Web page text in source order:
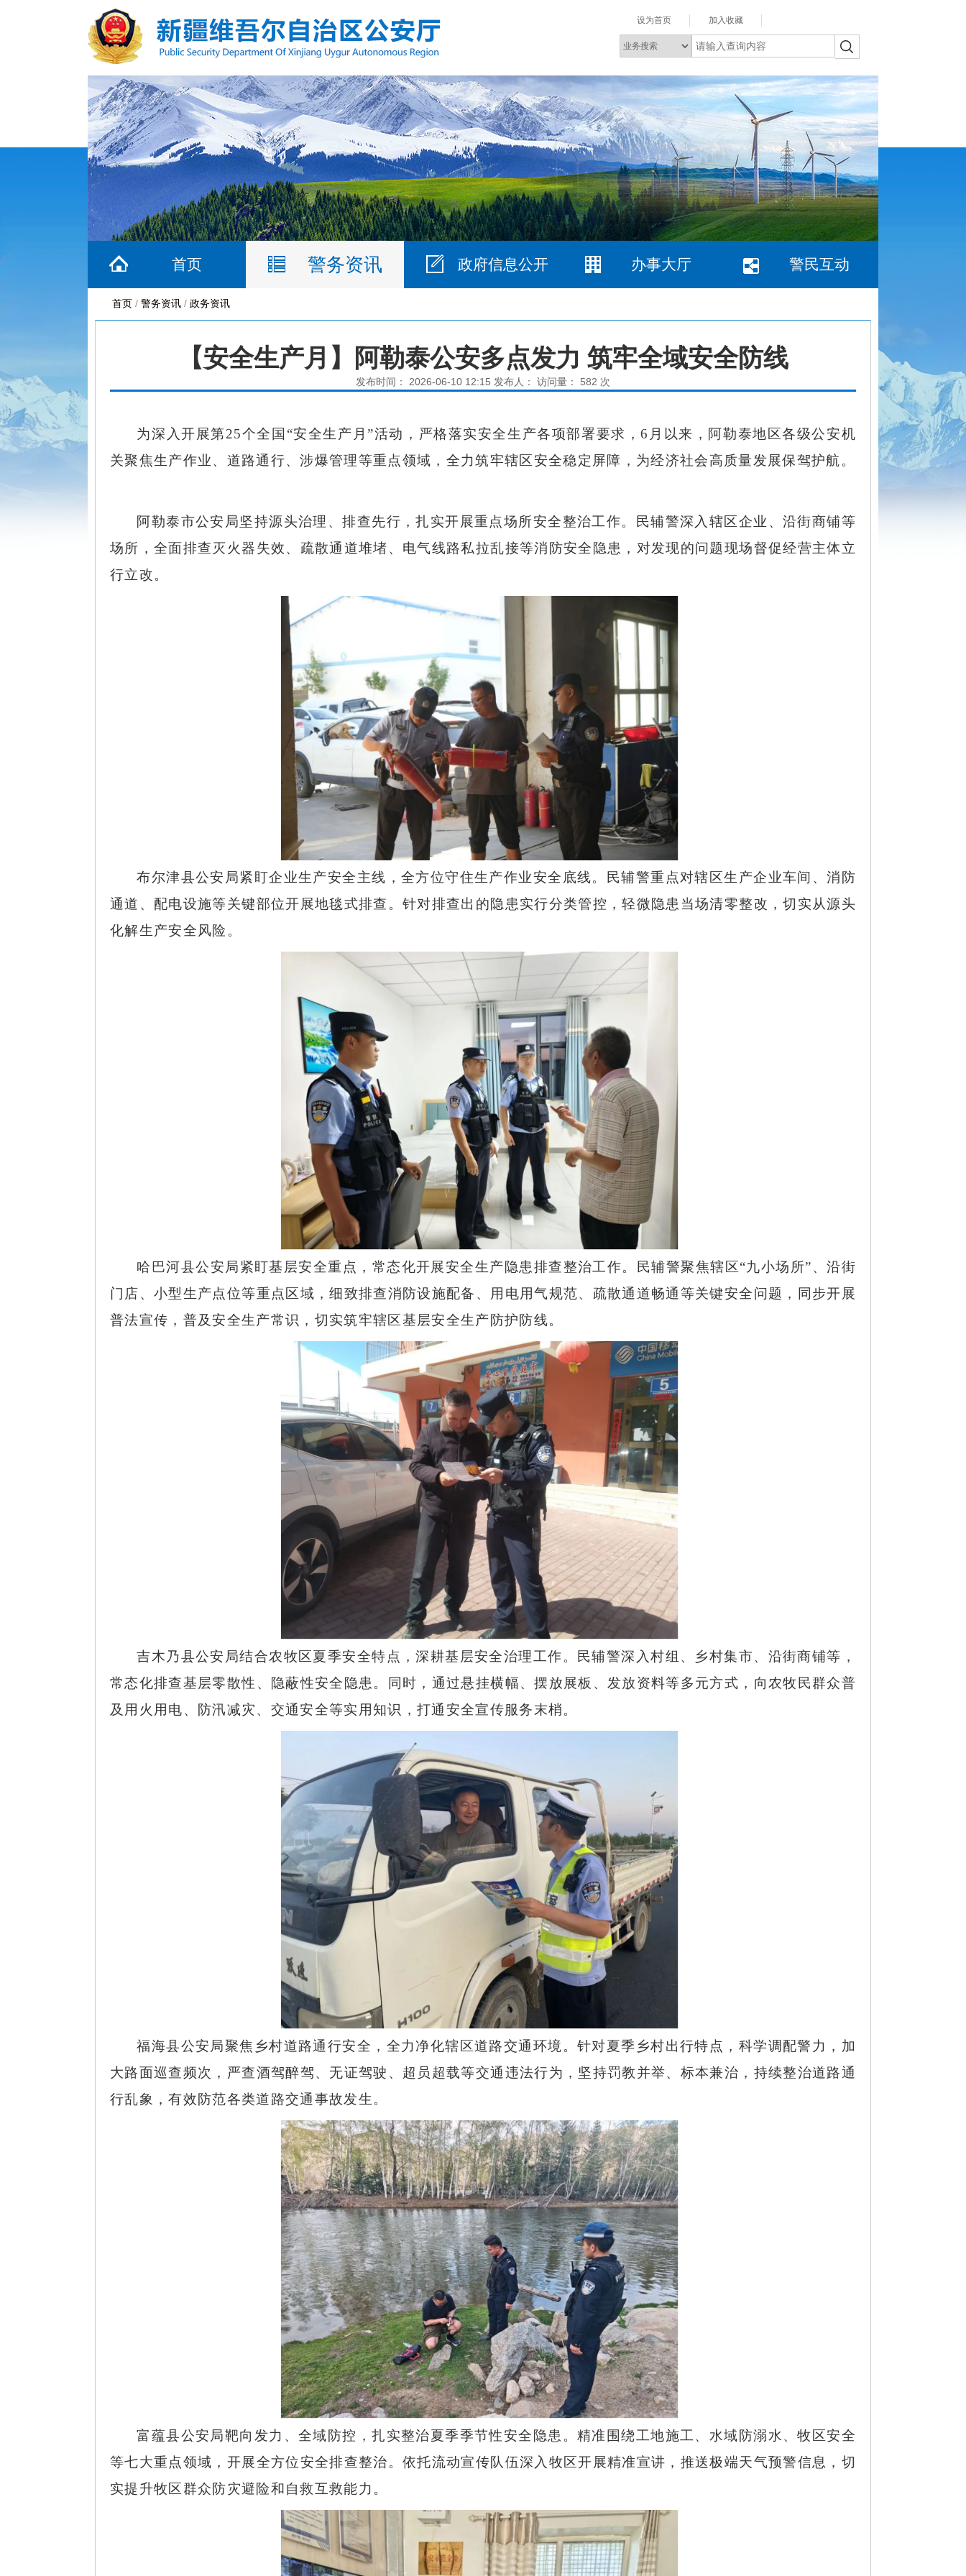
设为首页 加入收藏
首页 警务资讯 政府信息公开 办事大厅 警民互动
首页 / 警务资讯 / 政务资讯
【安全生产月】阿勒泰公安多点发力 筑牢全域安全防线
发布时间： 2026-06-10 12:15 发布人： 访问量： 582 次
为深入开展第25个全国“安全生产月”活动，严格落实安全生产各项部署要求，6月以来，阿勒泰地区各级公安机
关聚焦生产作业、道路通行、涉爆管理等重点领域，全力筑牢辖区安全稳定屏障，为经济社会高质量发展保驾护航。
阿勒泰市公安局坚持源头治理、排查先行，扎实开展重点场所安全整治工作。民辅警深入辖区企业、沿街商铺等
场所，全面排查灭火器失效、疏散通道堆堵、电气线路私拉乱接等消防安全隐患，对发现的问题现场督促经营主体立
行立改。
布尔津县公安局紧盯企业生产安全主线，全方位守住生产作业安全底线。民辅警重点对辖区生产企业车间、消防
通道、配电设施等关键部位开展地毯式排查。针对排查出的隐患实行分类管控，轻微隐患当场清零整改，切实从源头
化解生产安全风险。
哈巴河县公安局紧盯基层安全重点，常态化开展安全生产隐患排查整治工作。民辅警聚焦辖区 “九小场所”、沿街
门店、小型生产点位等重点区域，细致排查消防设施配备、用电用气规范、疏散通道畅通等关键安全问题，同步开展
普法宣传，普及安全生产常识，切实筑牢辖区基层安全生产防护防线。
吉木乃县公安局结合农牧区夏季安全特点，深耕基层安全治理工作。民辅警深入村组、乡村集市、沿街商铺等，
常态化排查基层零散性、隐蔽性安全隐患。同时，通过悬挂横幅、摆放展板、发放资料等多元方式，向农牧民群众普
及用火用电、防汛减灾、交通安全等实用知识，打通安全宣传服务末梢。
福海县公安局聚焦乡村道路通行安全，全力净化辖区道路交通环境。针对夏季乡村出行特点，科学调配警力，加
大路面巡查频次，严查酒驾醉驾、无证驾驶、超员超载等交通违法行为，坚持罚教并举、标本兼治，持续整治道路通
行乱象，有效防范各类道路交通事故发生。
富蕴县公安局靶向发力、全域防控，扎实整治夏季季节性安全隐患。精准围绕工地施工、水域防溺水、牧区安全
等七大重点领域，开展全方位安全排查整治。依托流动宣传队伍深入牧区开展精准宣讲，推送极端天气预警信息，切
实提升牧区群众防灾避险和自救互救能力。